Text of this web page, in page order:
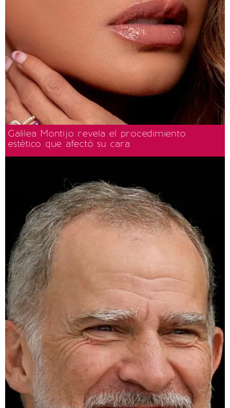
Galilea Montijo revela el procedimiento
estético que afectó su cara